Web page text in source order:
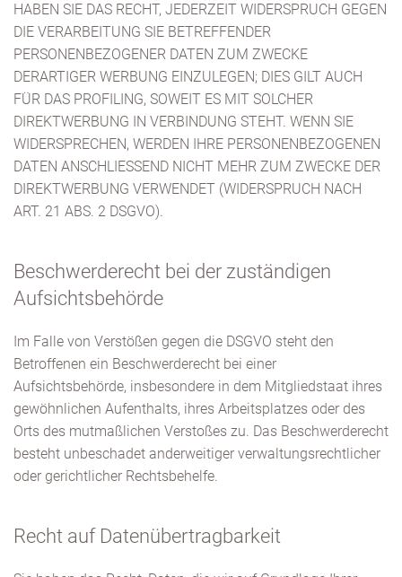
HABEN SIE DAS RECHT, JEDERZEIT WIDERSPRUCH GEGEN
DIE VERARBEITUNG SIE BETREFFENDER
PERSONENBEZOGENER DATEN ZUM ZWECKE
DERARTIGER WERBUNG EINZULEGEN; DIES GILT AUCH
FÜR DAS PROFILING, SOWEIT ES MIT SOLCHER
DIREKTWERBUNG IN VERBINDUNG STEHT. WENN SIE
WIDERSPRECHEN, WERDEN IHRE PERSONENBEZOGENEN
DATEN ANSCHLIESSEND NICHT MEHR ZUM ZWECKE DER
DIREKTWERBUNG VERWENDET (WIDERSPRUCH NACH
ART. 21 ABS. 2 DSGVO).
Beschwerde­recht bei der zuständigen
Aufsichts­behörde
Im Falle von Verstößen gegen die DSGVO steht den
Betroffenen ein Beschwerderecht bei einer
Aufsichtsbehörde, insbesondere in dem Mitgliedstaat ihres
gewöhnlichen Aufenthalts, ihres Arbeitsplatzes oder des
Orts des mutmaßlichen Verstoßes zu. Das Beschwerderecht
besteht unbeschadet anderweitiger verwaltungsrechtlicher
oder gerichtlicher Rechtsbehelfe.
Recht auf Daten­übertrag­barkeit